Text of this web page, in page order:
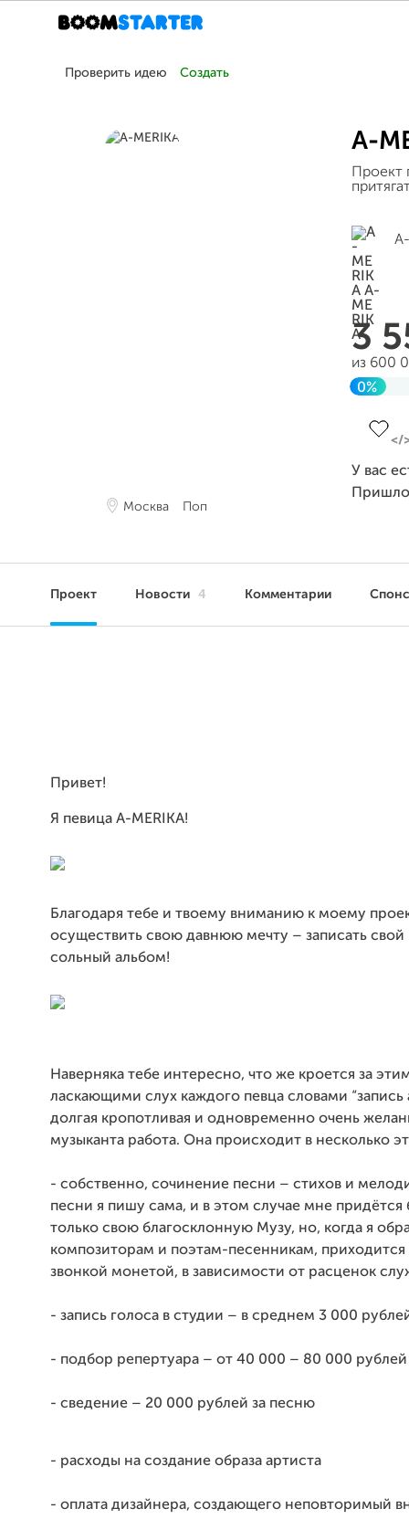
Проверить идею Создать
Москва Поп
A-
3
из 600
0%
У вас
Проект Новости 4 Комментарии
Привет!
Я певица A-MERIKA!
Благодаря тебе и твоему вниманию к моему
осуществить свою давнюю мечту – записать свой
сольный альбом!
Наверняка тебе интересно, что же кроется за
ласкающими слух каждого певца словами “запись
долгая кропотливая и одновременно очень
музыканта работа. Она происходит в несколько
- собственно, сочинение песни – стихов и
песни я пишу сама, и в этом случае мне придётся
только свою благосклонную Музу, но, когда я
композиторам и поэтам-песенникам, приходится
звонкой монетой, в зависимости от расценок
- запись голоса в студии – в среднем 3 000
- подбор репертуара – от 40 000 – 80 000
- сведение – 20 000 рублей за песню
- расходы на создание образа артиста
- оплата дизайнера, создающего неповторимый